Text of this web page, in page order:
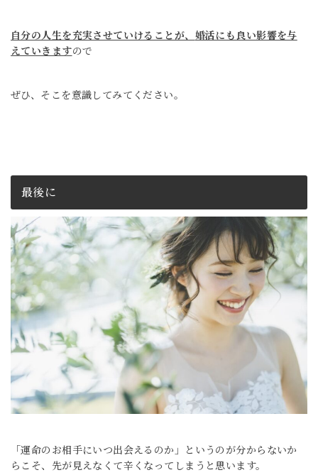
自分の人生を充実させていけることが、 婚活にも良い影響を与
えていきますので
ぜひ、そこを意識してみてください。
最後に
「運命のお相手にいつ出会えるのか」というのが分からないか
らこそ、 先が見えなくて辛くなってしまうと思います。